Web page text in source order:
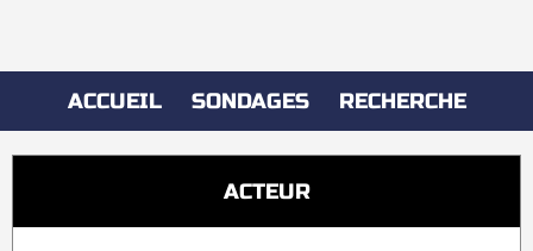
ACCUEIL SONDAGES RECHERCHE
ACTEUR